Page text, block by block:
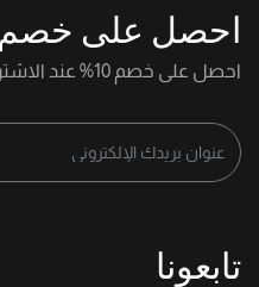
احصل على خصم 10%
احصل على خصم 10% عند الاشتراك في نشرتنا الإخبارية
تابعونا